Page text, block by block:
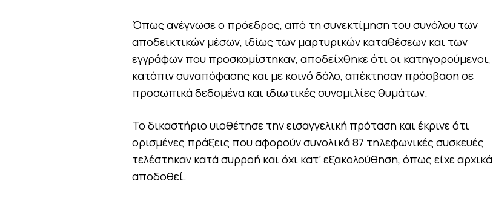
Όπως ανέγνωσε ο πρόεδρος, από τη συνεκτίμηση του συνόλου των
αποδεικτικών μέσων, ιδίως των μαρτυρικών καταθέσεων και των
εγγράφων που προσκομίστηκαν, αποδείχθηκε ότι οι κατηγορούμενοι,
κατόπιν συναπόφασης και με κοινό δόλο, απέκτησαν πρόσβαση σε
προσωπικά δεδομένα και ιδιωτικές συνομιλίες θυμάτων.
Το δικαστήριο υιοθέτησε την εισαγγελική πρόταση και έκρινε ότι
ορισμένες πράξεις που αφορούν συνολικά 87 τηλεφωνικές συσκευές
τελέστηκαν κατά συρροή και όχι κατ’ εξακολούθηση, όπως είχε αρχικά
αποδοθεί.